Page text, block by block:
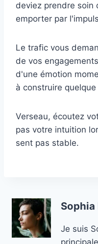
deviez prendre soin
emporter par
Le trafic vous
de vos
d'une émotion
à construire
Verseau, écoutez
pas votre intuition
sent pas stable.
Sophia
Je suis